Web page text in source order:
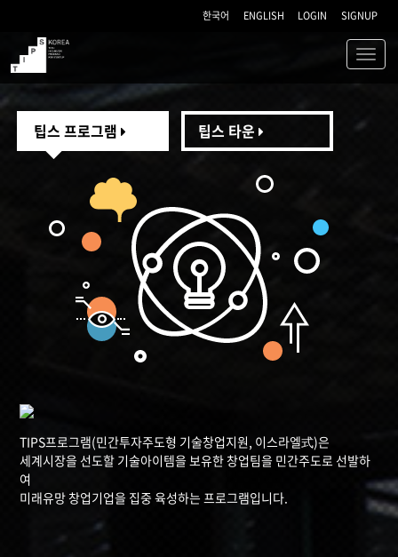
한국어 ENGLISH LOGIN SIGNUP
TIPS
팁스 프로그램 팁스 타운
TIPS프로그램(민간투자주도형 기술창업지원, 이스라엘式)은
세계시장을 선도할 기술아이템을 보유한 창업팀을 민간주도로 선발하
여
미래유망 창업기업을 집중 육성하는 프로그램입니다.